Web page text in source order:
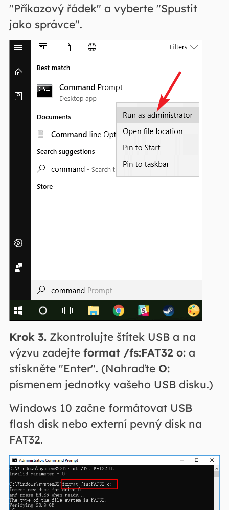
"Příkazový řádek" a vyberte "Spustit
jako správce".
Krok 3.Zkontrolujte štítek USB a na
výzvu zadejte format /fs:FAT32 o:a
stiskněte "Enter". (Nahraďte O:
písmenem jednotky vašeho USB disku.)
Windows 10 začne formátovat USB
flash disk nebo externí pevný disk na
FAT32.